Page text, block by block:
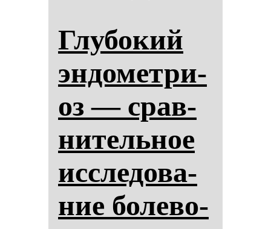
Глу­бо­кий
эн­до­мет­ри­
оз — срав­
ни­тель­ное
ис­сле­до­ва­
ние бо­ле­во­